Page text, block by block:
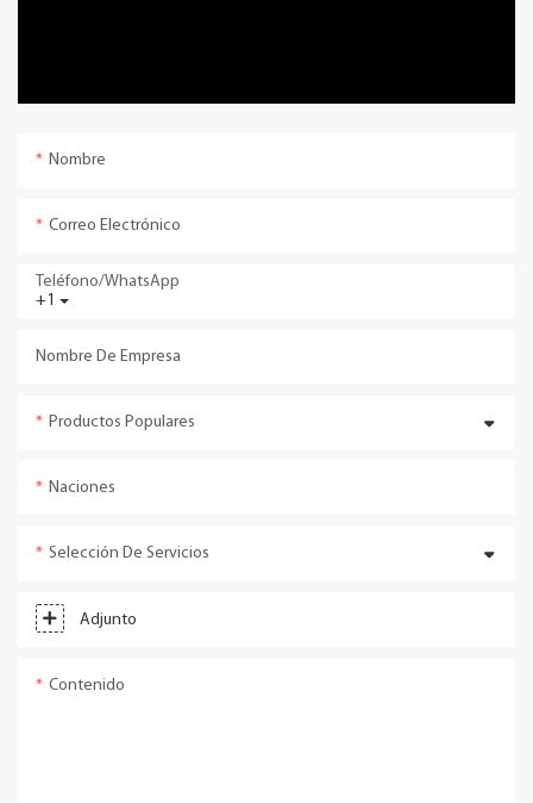
Nombre
Correo Electrónico
+1
Teléfono/WhatsApp
Nombre De Empresa
Productos Populares
Naciones
Selección De Servicios
Adjunto
Contenido